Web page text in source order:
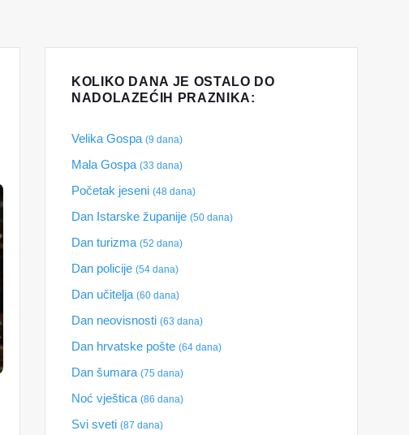
KOLIKO DANA JE OSTALO DO
NADOLAZEĆIH PRAZNIKA:
Velika Gospa (9 dana)
Mala Gospa (33 dana)
Početak jeseni (48 dana)
Dan Istarske županije (50 dana)
Dan turizma (52 dana)
Dan policije (54 dana)
Dan učitelja (60 dana)
Dan neovisnosti (63 dana)
Dan hrvatske pošte (64 dana)
Dan šumara (75 dana)
Noć vještica (86 dana)
Svi sveti (87 dana)